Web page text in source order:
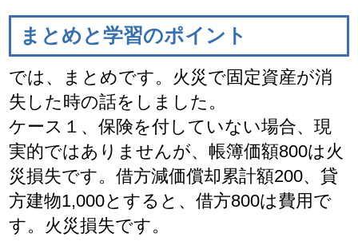
まとめと学習のポイント
では、まとめです。火災で固定資産が消
失した時の話をしました。
ケース１、保険を付していない場合、現
実的ではありませんが、帳簿価額800は火
災損失です。借方減価償却累計額200、貸
方建物1,000とすると、借方800は費用で
す。火災損失です。